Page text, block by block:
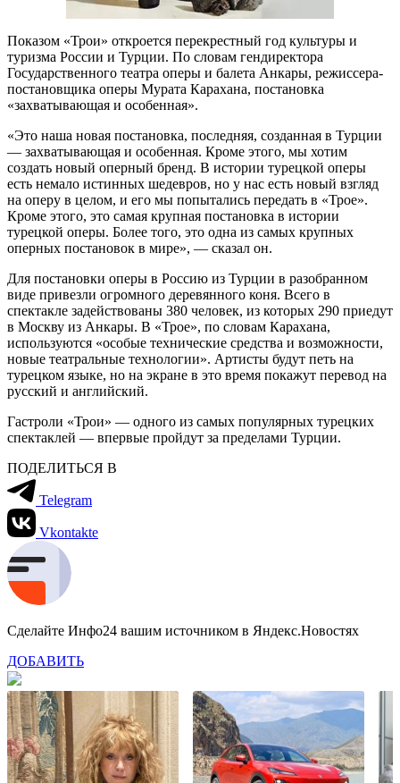
Показом «Трои» откроется перекрестный год культуры и
туризма России и Турции. По словам гендиректора
Государственного театра оперы и балета Анкары, режиссера-
постановщика оперы Мурата Карахана, постановка
«захватывающая и особенная».
«Это наша новая постановка, последняя, созданная в Турции
— захватывающая и особенная. Кроме этого, мы хотим
создать новый оперный бренд. В истории турецкой оперы
есть немало истинных шедевров, но у нас есть новый взгляд
на оперу в целом, и его мы попытались передать в «Трое».
Кроме этого, это самая крупная постановка в истории
турецкой оперы. Более того, это одна из самых крупных
оперных постановок в мире», — сказал он.
Для постановки оперы в Россию из Турции в разобранном
виде привезли огромного деревянного коня. Всего в
спектакле задействованы 380 человек, из которых 290 приедут
в Москву из Анкары. В «Трое», по словам Карахана,
используются «особые технические средства и возможности,
новые театральные технологии». Артисты будут петь на
турецком языке, но на экране в это время покажут перевод на
русский и английский.
Гастроли «Трои» — одного из самых популярных турецких
спектаклей — впервые пройдут за пределами Турции.
ПОДЕЛИТЬСЯ В
Telegram
Vkontakte
Сделайте Инфо24 вашим источником в Яндекс.Новостях
ДОБАВИТЬ